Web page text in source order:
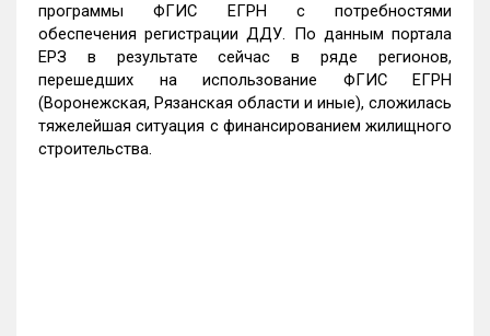
программы ФГИС ЕГРН с потребностями
обеспечения регистрации ДДУ. По данным портала
ЕРЗ в результате сейчас в ряде регионов,
перешедших на использование ФГИС ЕГРН
(Воронежская, Рязанская области и иные), сложилась
тяжелейшая ситуация с финансированием жилищного
строительства.